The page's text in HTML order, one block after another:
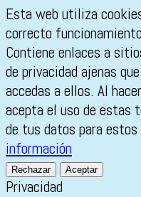
Esta web utiliza
correcto
Contiene enlaces a
de privacidad ajenas
accedas a ellos. Al
acepta el uso de estas
de tus datos para
información
Rechazar Aceptar
Privacidad